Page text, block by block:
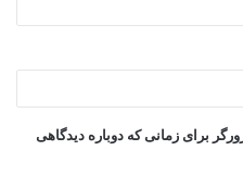
برای زمانی که دوباره دیدگاهی